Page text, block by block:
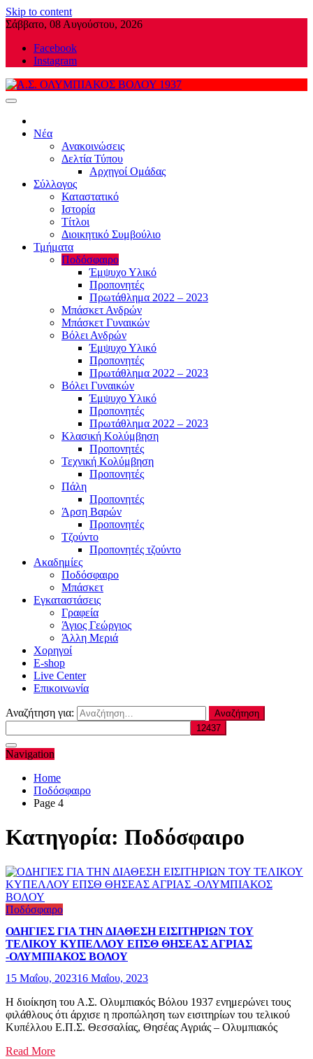
Skip to content
Σάββατο, 08 Αυγούστου, 2026
Facebook
Instagram
Νέα
Ανακοινώσεις
Δελτία Τύπου
Αρχηγοί Ομάδας
Σύλλογος
Καταστατικό
Ιστορία
Τίτλοι
Διοικητικό Συμβούλιο
Τμήματα
Ποδόσφαιρο
Έμψυχο Υλικό
Προπονητές
Πρωτάθλημα 2022 – 2023
Μπάσκετ Ανδρών
Μπάσκετ Γυναικών
Βόλει Ανδρών
Έμψυχο Υλικό
Προπονητές
Πρωτάθλημα 2022 – 2023
Βόλει Γυναικών
Έμψυχο Υλικό
Προπονητές
Πρωτάθλημα 2022 – 2023
Κλασική Κολύμβηση
Προπονητές
Τεχνική Κολύμβηση
Προπονητές
Πάλη
Προπονητές
Άρση Βαρών
Προπονητές
Τζούντο
Προπονητές τζούντο
Ακαδημίες
Ποδόσφαιρο
Μπάσκετ
Εγκαταστάσεις
Γραφεία
Άγιος Γεώργιος
Άλλη Μεριά
Χορηγοί
E-shop
Live Center
Επικοινωνία
Αναζήτηση για:
Navigation
Home
Ποδόσφαιρο
Page 4
Κατηγορία: Ποδόσφαιρο
Ποδόσφαιρο
ΟΔΗΓΙΕΣ ΓΙΑ ΤΗΝ ΔΙΑΘΕΣΗ ΕΙΣΙΤΗΡΙΩΝ ΤΟΥ
ΤΕΛΙΚΟΥ ΚΥΠΕΛΛΟΥ ΕΠΣΘ ΘΗΣΕΑΣ ΑΓΡΙΑΣ
-ΟΛΥΜΠΙΑΚΟΣ ΒΟΛΟΥ
15 Μαΐου, 202316 Μαΐου, 2023
Η διοίκηση του Α.Σ. Ολυμπιακός Βόλου 1937 ενημερώνει τους
φιλάθλους ότι άρχισε η προπώληση των εισιτηρίων του τελικού
Κυπέλλου Ε.Π.Σ. Θεσσαλίας, Θησέας Αγριάς – Ολυμπιακός
Read More